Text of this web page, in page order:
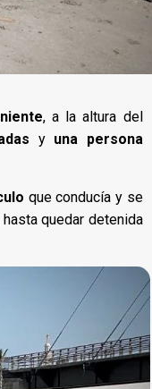
, a la altura del
y una persona
que conducía y se
hasta quedar detenida